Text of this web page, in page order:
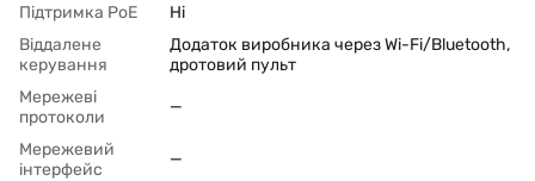
Підтримка PoЕ
Ні
Віддалене
керування
Додаток виробника через Wi-Fi/Bluetooth,
дротовий пульт
Мережеві
протоколи
—
Мережевий
інтерфейс
—